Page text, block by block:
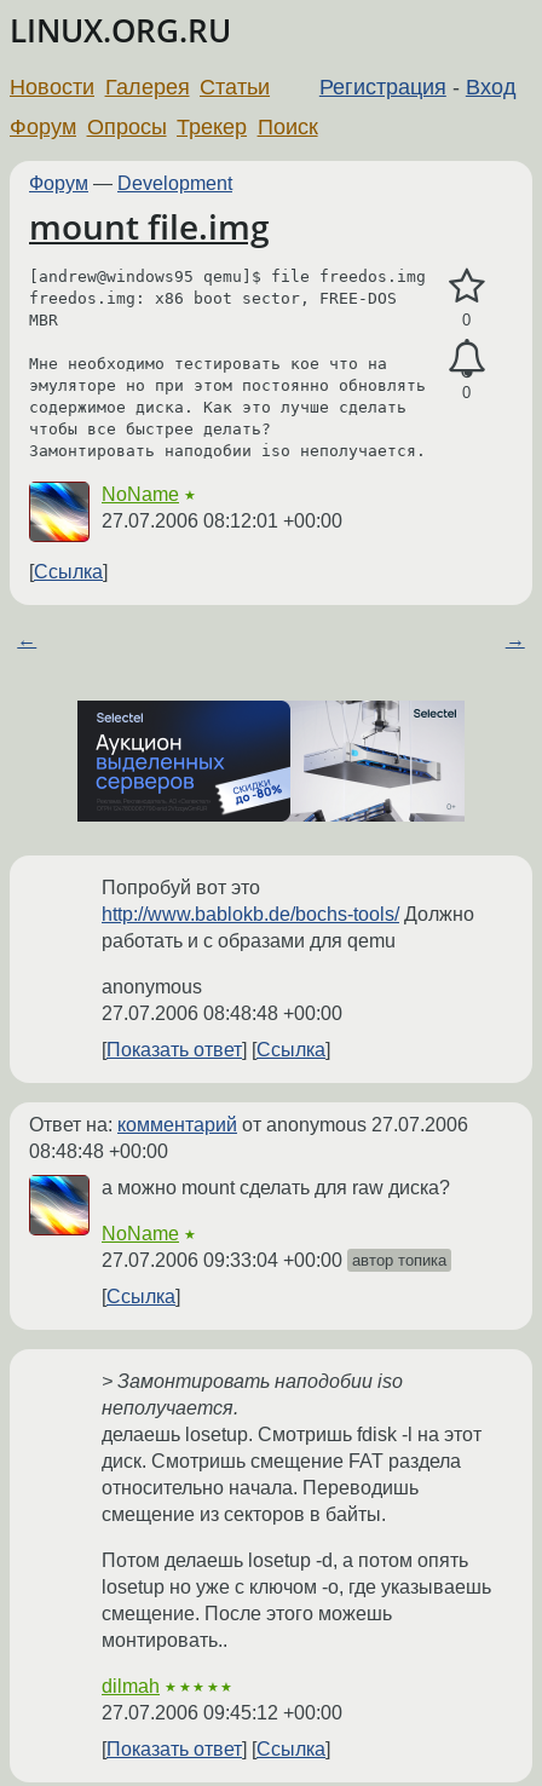
LINUX.ORG.RU
Регистрация - Вход
Новости Галерея Статьи
Форум Опросы Трекер Поиск
Форум — Development
mount file.img
0
0
[andrew@windows95 qemu]$ file freedos.img
freedos.img: x86 boot sector, FREE-DOS
MBR
Мне необходимо тестировать кое что на
эмуляторе но при этом постоянно обновлять
содержимое диска. Как это лучше сделать
чтобы все быстрее делать?
Замонтировать наподобии iso неполучается.
NoName ★
27.07.2006 08:12:01 +00:00
Ссылка
← →
Попробуй вот это
http://www.bablokb.de/bochs-tools/Должно
работать и с образами для qemu
anonymous
27.07.2006 08:48:48 +00:00
Показать ответ
Ссылка
Ответ на: комментарий от anonymous 27.07.2006
08:48:48 +00:00
а можно mount сделать для raw диска?
NoName ★
27.07.2006 09:33:04 +00:00 автор топика
Ссылка
> Замонтировать наподобии iso
неполучается.
делаешь losetup. Смотришь fdisk -l на этот
диск. Смотришь смещение FAT раздела
относительно начала. Переводишь
смещение из секторов в байты.
Потом делаешь losetup -d, а потом опять
losetup но уже с ключом -o, где указываешь
смещение. После этого можешь
монтировать..
dilmah ★★★★★
27.07.2006 09:45:12 +00:00
Показать ответ
Ссылка